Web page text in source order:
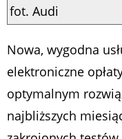
fot. Audi
Nowa, wygodna
elektroniczne
optymalnym
najbliższych